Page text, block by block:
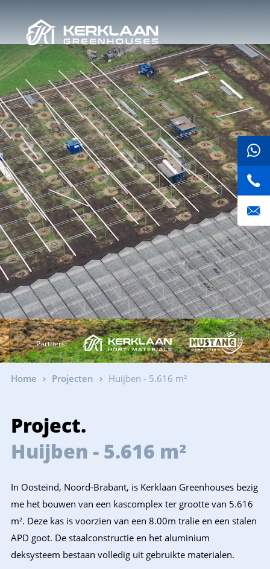
Partners:
Home Projecten Huijben - 5.616 m²
Project.
Huijben - 5.616 m²
In Oosteind, Noord-Brabant, is Kerklaan Greenhouses bezig
me het bouwen van een kascomplex ter grootte van 5.616
m². Deze kas is voorzien van een 8.00m tralie en een stalen
APD goot. De staalconstructie en het aluminium
deksysteem bestaan volledig uit gebruikte materialen.